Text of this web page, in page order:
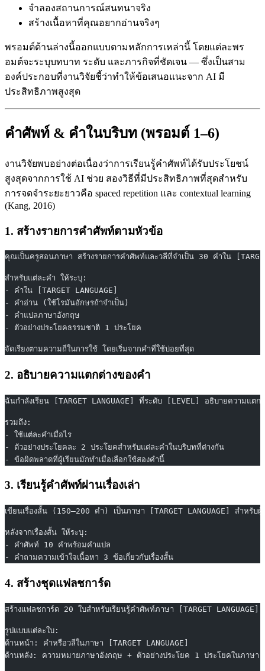
จำลองสถานการณ์สนทนาจริง
สร้างเนื้อหาที่คุณอยากอ่านจริงๆ
พรอมต์ด้านล่างนี้ออกแบบตามหลักการเหล่านี้ โดยแต่ละพร
อมต์จะระบุบทบาท ระดับ และภารกิจที่ชัดเจน — ซึ่งเป็นสาม
องค์ประกอบที่งานวิจัยชี้ว่าทำให้ข้อเสนอแนะจาก AI มี
ประสิทธิภาพสูงสุด
คำศัพท์ & คำในบริบท (พรอมต์ 1–6)
งานวิจัยพบอย่างต่อเนื่องว่าการเรียนรู้คำศัพท์ได้รับประโยชน์
สูงสุดจากการใช้ AI ช่วย สองวิธีที่มีประสิทธิภาพที่สุดสำหรับ
การจดจำระยะยาวคือ spaced repetition และ contextual learning
(Kang, 2016)
1. สร้างรายการคำศัพท์ตามหัวข้อ
คุณเป็นครูสอนภาษา สร้างรายการคำศัพท์และวลีที่จำเป็น 30 คำใน
สำหรับแต่ละคำ ให้ระบุ:
- คำใน [TARGET LANGUAGE]
- คำอ่าน (ใช้โรมันอักษรถ้าจำเป็น)
- คำแปลภาษาอังกฤษ
- ตัวอย่างประโยคธรรมชาติ 1 ประโยค
จัดเรียงตามความถี่ในการใช้ โดยเริ่มจากคำที่ใช้บ่อยที่สุด
2. อธิบายความแตกต่างของคำ
ฉันกำลังเรียน [TARGET LANGUAGE] ที่ระดับ [LEVEL] อธิบายความแต
รวมถึง:
- ใช้แต่ละคำเมื่อไร
- ตัวอย่างประโยคละ 2 ประโยคสำหรับแต่ละคำในบริบทที่ต่างกัน
- ข้อผิดพลาดที่ผู้เรียนมักทำเมื่อเลือกใช้สองคำนี้
3. เรียนรู้คำศัพท์ผ่านเรื่องเล่า
เขียนเรื่องสั้น (150–200 คำ) เป็นภาษา [TARGET LANGUAGE] สำหรั
หลังจากเรื่องสั้น ให้ระบุ:
- คำศัพท์ 10 คำพร้อมคำแปล
- คำถามความเข้าใจเนื้อหา 3 ข้อเกี่ยวกับเรื่องสั้น
4. สร้างชุดแฟลชการ์ด
สร้างแฟลชการ์ด 20 ใบสำหรับเรียนรู้คำศัพท์ภาษา [TARGET
รูปแบบแต่ละใบ:
ด้านหน้า: คำหรือวลีในภาษา [TARGET LANGUAGE]
ด้านหลัง: ความหมายภาษาอังกฤษ + ตัวอย่างประโยค 1 ประโยคในภาษา